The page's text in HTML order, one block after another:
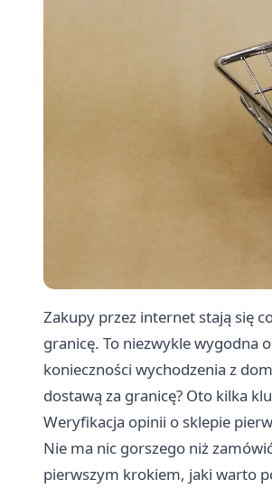
Zakupy przez internet stają się
granicę. To niezwykle wygodna
konieczności wychodzenia z
dostawą za granicę? Oto kilka
Weryfikacja opinii o sklepie
Nie ma nic gorszego niż
pierwszym krokiem, jaki warto